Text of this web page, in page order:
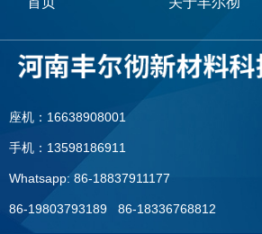
座机：16638908001
手机：13598186911
Whatsapp: 86-18837911177
86-19803793189 86-18336768812